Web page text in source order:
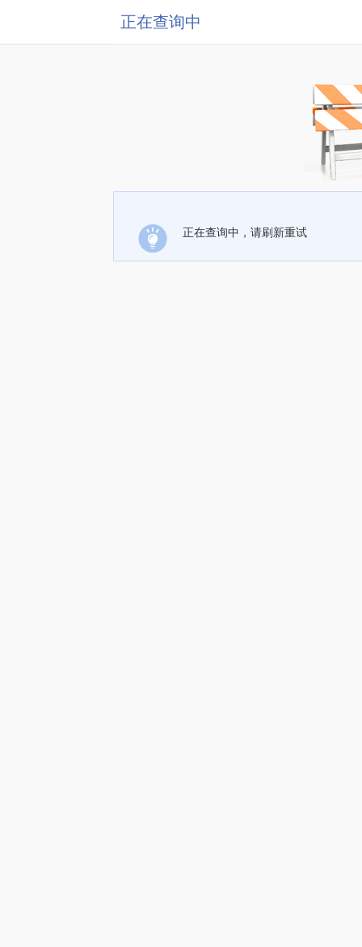
正在查询中
正在查询中，请刷新重试